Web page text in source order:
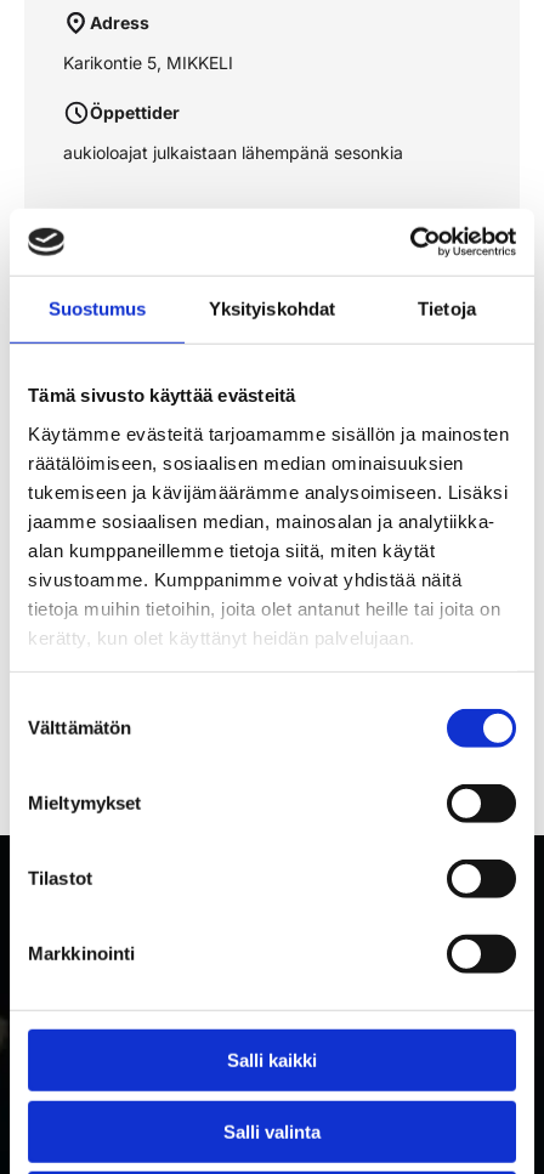
Suostumus Yksityiskohdat Tietoja
Tämä sivusto käyttää evästeitä
Käytämme evästeitä tarjoamamme sisällön ja mainosten
räätälöimiseen, sosiaalisen median ominaisuuksien
tukemiseen ja kävijämäärämme analysoimiseen. Lisäksi
jaamme sosiaalisen median, mainosalan ja analytiikka-
alan kumppaneillemme tietoja siitä, miten käytät
sivustoamme. Kumppanimme voivat yhdistää näitä
tietoja muihin tietoihin, joita olet antanut heille tai joita on
kerätty, kun olet käyttänyt heidän palvelujaan.
valinta
Välttämätön
Mieltymykset
Tilastot
Markkinointi
Salli kaikki
Salli valinta
Adress
Karikontie 5, MIKKELI
Öppettider
aukioloajat julkaistaan lähempänä sesonkia
PRENUMERERA PÅ RAKETTITUKKU
NYHETSBREV